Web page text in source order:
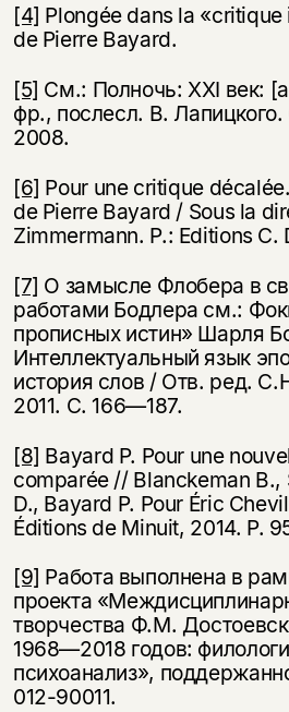
[4] Plongée dans la
de Pierre Bayard.
[5] См.: Полночь: XXI век:
фр., послесл. В.
2008.
[6] Pour une critique
de Pierre Bayard / Sous la
Zimmermann. P.: Editions C.
[7] О замысле Флобера в
работами Бодлера см.:
прописных истин» Шарля
Интеллектуальный язык
история слов / Отв. ред.
2011. С. 166—187.
[8] Bayard P. Pour une
comparée // Blanckeman B.,
D., Bayard P. Pour Éric
Éditions de Minuit, 2014. P.
[9] Работа выполнена в
проекта
творчества Ф.М.
1968—2018 годов:
психоанализ»,
012-90011.